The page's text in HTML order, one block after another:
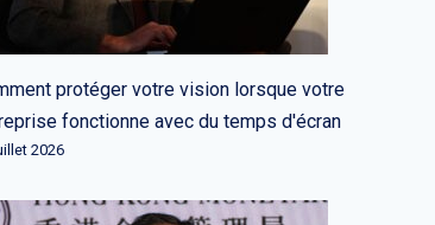
protéger votre vision lorsque votre
fonctionne avec du temps d'écran
2026